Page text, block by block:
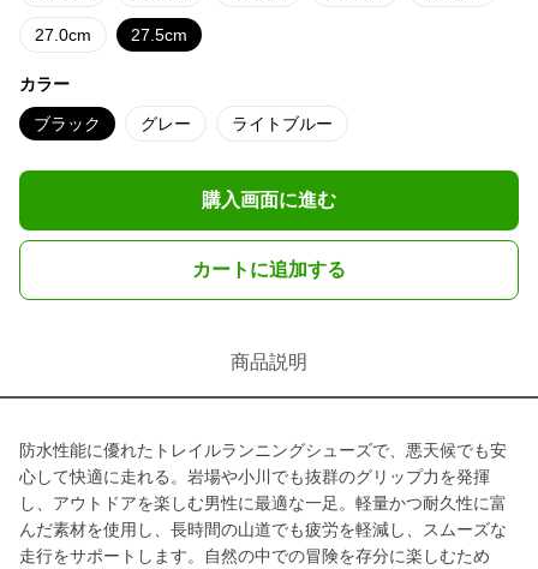
27.0cm 27.5cm
カラー
ブラック グレー ライトブルー
購入画面に進む
カートに追加する
商品説明
防水性能に優れたトレイルランニングシューズで、悪天候でも安
心して快適に走れる。岩場や小川でも抜群のグリップ力を発揮
し、アウトドアを楽しむ男性に最適な一足。軽量かつ耐久性に富
んだ素材を使用し、長時間の山道でも疲労を軽減し、スムーズな
走行をサポートします。自然の中での冒険を存分に楽しむため